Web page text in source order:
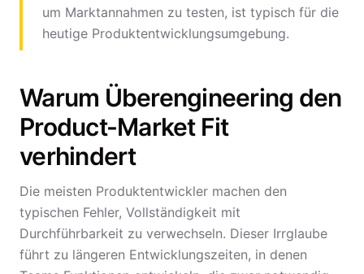
um Marktannahmen zu testen, ist typisch für die
heutige Produktentwicklungsumgebung.
Warum Überengineering den
Product-Market Fit
verhindert
Die meisten Produktentwickler machen den
typischen Fehler, Vollständigkeit mit
Durchführbarkeit zu verwechseln. Dieser Irrglaube
führt zu längeren Entwicklungszeiten, in denen